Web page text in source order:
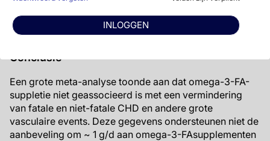
INLOGGEN
events naar leeftijd (niet-aangepast P=0.02) en
naar voorgeschiedenis van beroerte (P=0.06).
Conclusie
Een grote meta-analyse toonde aan dat omega-3-FA-
suppletie niet geassocieerd is met een vermindering
van fatale en niet-fatale CHD en andere grote
vasculaire events. Deze gegevens ondersteunen niet de
aanbeveling om ~ 1 g/d aan omega-3-FAsupplementen